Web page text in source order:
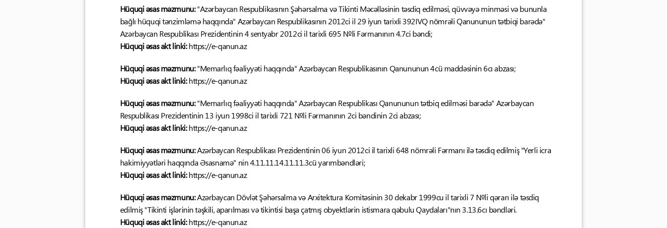
Hüquqi əsas məzmunu:"Azərbaycan Respublikasının Şəhərsalma və Tikinti Məcəlləsinin təsdiq edilməsi, qüvvəyə minməsi və bununla
bağlı hüquqi tənzimləmə haqqında" Azərbaycan Respublikasının 2012ci il 29 iyun tarixli 392IVQ nömrəli Qanununun tətbiqi barədə"
Azərbaycan Respublikası Prezidentinin 4 sentyabr 2012ci il tarixli 695 №li Fərmanının 4.7ci bəndi;
Hüquqi əsas akt linki:https://e-qanun.az
Hüquqi əsas məzmunu:"Memarlıq fəaliyyəti haqqında" Azərbaycan Respublikasının Qanununun 4cü maddəsinin 6cı abzası;
Hüquqi əsas akt linki:https://e-qanun.az
Hüquqi əsas məzmunu:"Memarlıq fəaliyyəti haqqında" Azərbaycan Respublikası Qanununun tətbiq edilməsi barədə" Azərbaycan
Respublikası Prezidentinin 13 iyun 1998ci il tarixli 721 №li Fərmanının 2ci bəndinin 2ci abzası;
Hüquqi əsas akt linki:https://e-qanun.az
Hüquqi əsas məzmunu:Azərbaycan Respublikası Prezidentinin 06 iyun 2012ci il tarixli 648 nömrəli Fərmanı ilə təsdiq edilmiş "Yerli icra
hakimiyyətləri haqqında Əsasnamə" nin 4.11.11.14.11.11.3cü yarımbəndləri;
Hüquqi əsas akt linki:https://e-qanun.az
Hüquqi əsas məzmunu:Azərbaycan Dövlət Şəhərsalma və Arxitektura Komitəsinin 30 dekabr 1999cu il tarixli 7 №li qərarı ilə təsdiq
edilmiş "Tikinti işlərinin təşkili, aparılması və tikintisi başa çatmış obyektlərin istismara qəbulu Qaydaları"nın 3.13.6cı bəndləri.
Hüquqi əsas akt linki:https://e-qanun.az